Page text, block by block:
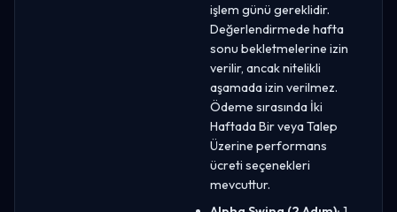
işlem günü gereklidir.
Değerlendirmede hafta
sonu bekletmelerine izin
verilir, ancak nitelikli
aşamada izin verilmez.
Ödeme sırasında İki
Haftada Bir veya Talep
Üzerine performans
ücreti seçenekleri
mevcuttur.